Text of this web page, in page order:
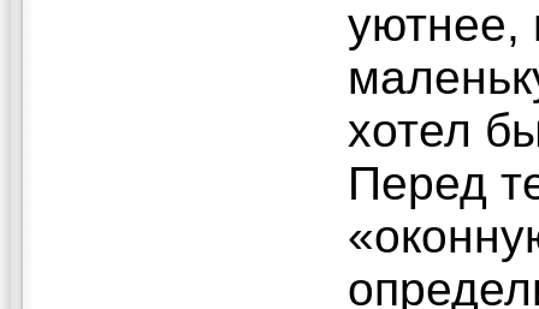
уютнее,
хотел
Перед